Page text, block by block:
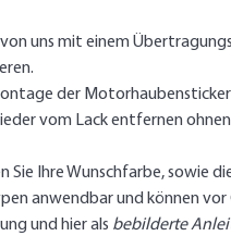
uns mit einem
der
vom Lack entfernen
Sie Ihre Wunschfarbe, sowie
anwendbar und können
und hier als bebilderte